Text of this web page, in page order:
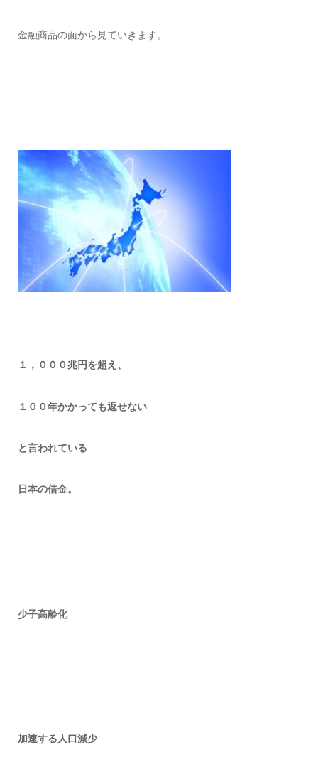
金融商品の面から見ていきます。
１，０００兆円を超え、
１００年かかっても返せない
と言われている
日本の借金。
少子高齢化
加速する人口減少